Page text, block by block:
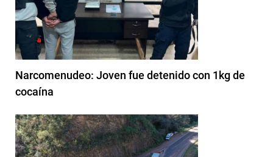
Narcomenudeo: Joven fue detenido con 1kg de
cocaína